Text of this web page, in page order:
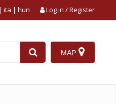
Log in / Register
| ita | hun
MAP